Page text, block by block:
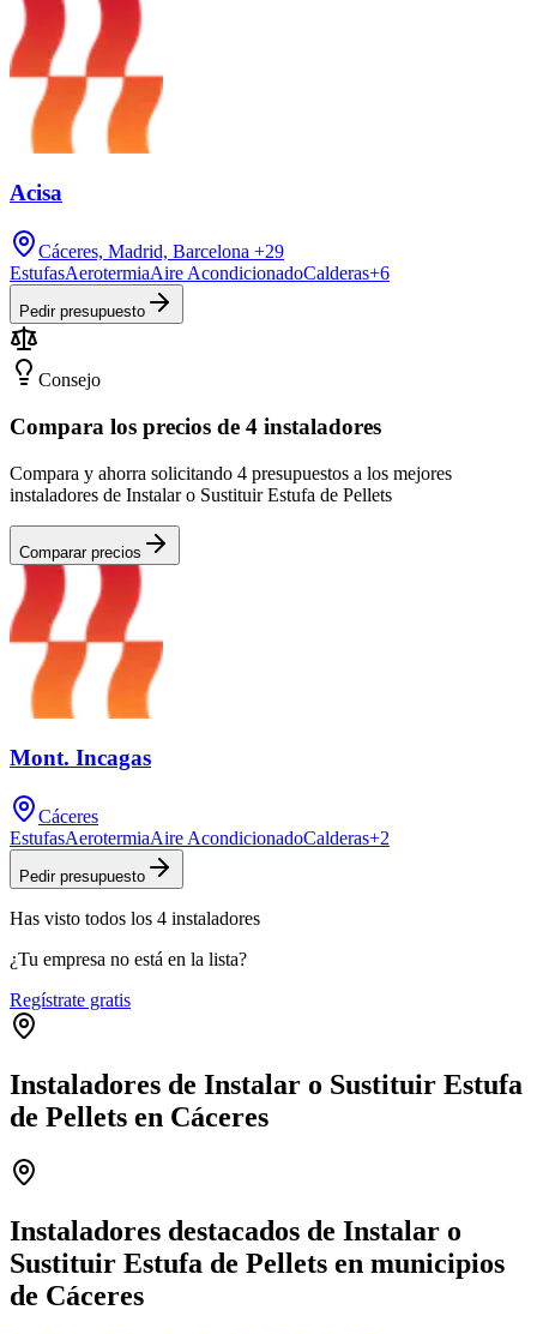
Acisa
Cáceres, Madrid, Barcelona +29
EstufasAerotermiaAire AcondicionadoCalderas+6
Pedir presupuesto
Consejo
Compara los precios de 4 instaladores
Compara y ahorra solicitando 4 presupuestos a los mejores
instaladores de Instalar o Sustituir Estufa de Pellets
Comparar precios
Mont. Incagas
Cáceres
EstufasAerotermiaAire AcondicionadoCalderas+2
Pedir presupuesto
Has visto todos los 4 instaladores
¿Tu empresa no está en la lista?
Regístrate gratis
Instaladores de Instalar o Sustituir Estufa
de Pellets en Cáceres
−
Instaladores destacados de Instalar o
Sustituir Estufa de Pellets en municipios
de Cáceres